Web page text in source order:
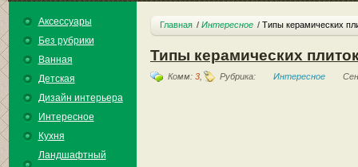
Аксессуары
Без рубрики
Ванная
Детская
Дизайн интерьера
Интересное
Кухня
Ландшафтный
Главная Интересное Типы керамических
Типы керамических
Комм: 3, Рубрика: Интересное